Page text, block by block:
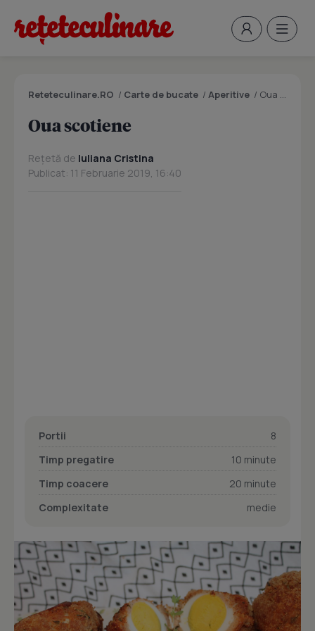
Reteteculinare.RO / Carte de bucate / Aperitive / Oua scotiene
Oua scotiene
Rețetă de Iuliana Cristina
Publicat: 11 Februarie 2019, 16:40
Portii
8
Timp pregatire
10 minute
Timp coacere
20 minute
Complexitate
medie